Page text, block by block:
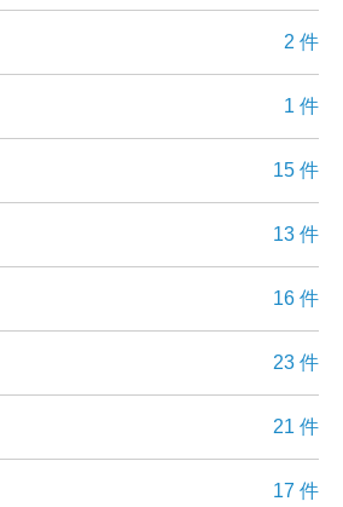
2 件
1 件
15 件
13 件
16 件
23 件
21 件
17 件